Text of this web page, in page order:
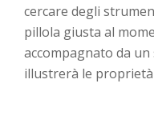
cercare degli
pillola giusta al
accompagnato da
illustrerà le proprietà